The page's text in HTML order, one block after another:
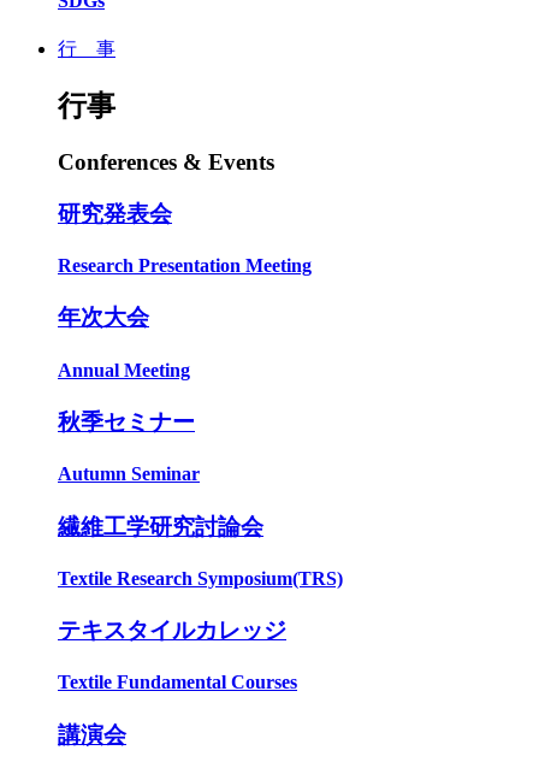
行 事
行事
Conferences & Events
研究発表会
Research Presentation Meeting
年次大会
Annual Meeting
秋季セミナー
Autumn Seminar
繊維工学研究討論会
Textile Research Symposium(TRS)
テキスタイルカレッジ
Textile Fundamental Courses
講演会